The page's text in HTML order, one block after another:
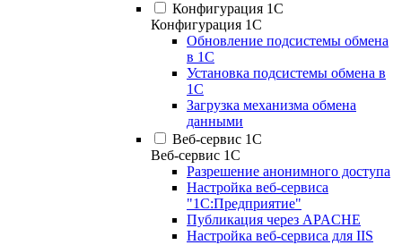
Конфигурация 1С
Конфигурация 1С
Обновление подсистемы обмена
в 1С
Установка подсистемы обмена в
1С
Загрузка механизма обмена
данными
Веб-сервис 1С
Веб-сервис 1С
Разрешение анонимного доступа
Настройка веб-сервиса
"1С:Предприятие"
Публикация через APACHE
Настройка веб-сервиса для IIS